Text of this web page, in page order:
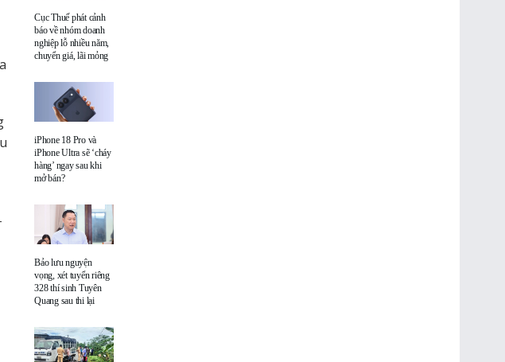
Cục Thuế phát cảnh
báo về nhóm doanh
nghiệp lỗ nhiều năm,
chuyển giá, lãi mỏng
iPhone 18 Pro và
iPhone Ultra sẽ ‘cháy
hàng’ ngay sau khi
mở bán?
Bảo lưu nguyện
vọng, xét tuyển riêng
328 thí sinh Tuyên
Quang sau thi lại